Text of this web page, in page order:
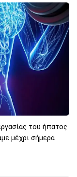
του ήπατος
μέχρι σήμερα